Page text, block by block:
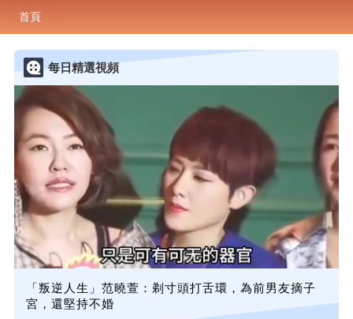
首頁
每日精選視頻
「叛逆人生」范曉萱：剃寸頭打舌環，為前男友摘子
宮，還堅持不婚